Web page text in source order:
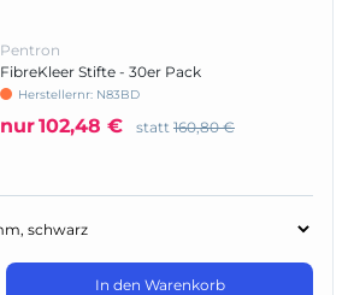
Pentron
FibreKleer Stifte - 30er Pack
Herstellernr: N83BD
nur102,48 € statt 160,80 €
In den Warenkorb